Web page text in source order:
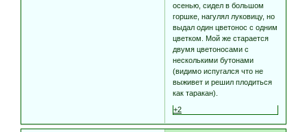
осенью, сидел в большом
горшке, нагулял луковицу, но
выдал один цветонос с одним
цветком. Мой же старается
двумя цветоносами с
несколькими бутонами
(видимо испугался что не
выживет и решил плодиться
как таракан).
+2